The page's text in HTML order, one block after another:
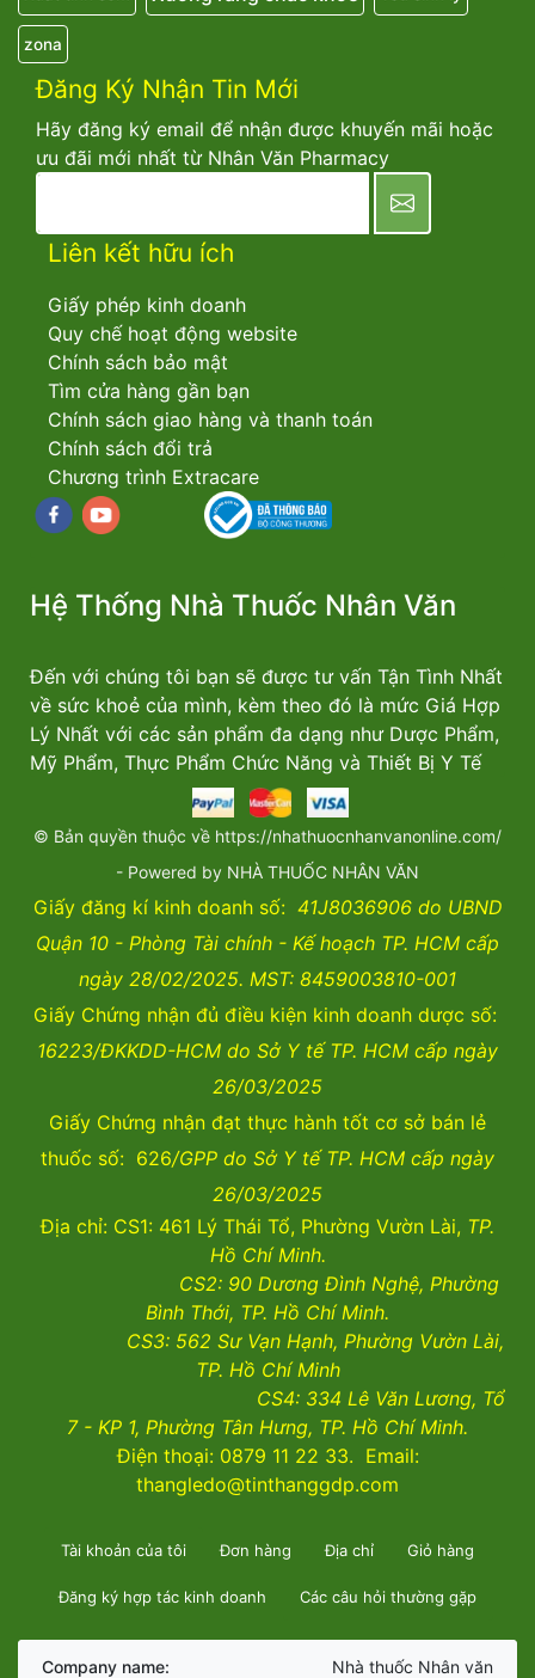
zona
Đăng Ký Nhận Tin Mới
Hãy đăng ký email để nhận được khuyến mãi hoặc
ưu đãi mới nhất từ Nhân Văn Pharmacy
newsletter
Liên kết hữu ích
Giấy phép kinh doanh
Quy chế hoạt động website
Chính sách bảo mật
Tìm cửa hàng gần bạn
Chính sách giao hàng và thanh toán
Chính sách đổi trả
Chương trình Extracare
Facebookyoutube
Hệ Thống Nhà Thuốc Nhân Văn
Đến với chúng tôi bạn sẽ được tư vấn Tận Tình Nhất
về sức khoẻ của mình, kèm theo đó là mức Giá Hợp
Lý Nhất với các sản phẩm đa dạng như Dược Phẩm,
Mỹ Phẩm, Thực Phẩm Chức Năng và Thiết Bị Y Tế
© Bản quyền thuộc về https://nhathuocnhanvanonline.com/
- Powered by NHÀ THUỐC NHÂN VĂN
Giấy đăng kí kinh doanh số: 41J8036906 do UBND
Quận 10 - Phòng Tài chính - Kế hoạch TP. HCM cấp
ngày 28/02/2025. MST: 8459003810-001
Giấy Chứng nhận đủ điều kiện kinh doanh dược số:
16223/ĐKKDD-HCM do Sở Y tế TP. HCM cấp ngày
26/03/2025
Giấy Chứng nhận đạt thực hành tốt cơ sở bán lẻ
thuốc số: 626/GPP do Sở Y tế TP. HCM cấp ngày
26/03/2025
Địa chỉ: CS1: 461 Lý Thái Tổ, Phường Vườn Lài, TP.
Hồ Chí Minh.
CS2: 90 Dương Đình Nghệ, Phường
Bình Thới, TP. Hồ Chí Minh.
CS3: 562 Sư Vạn Hạnh, Phường Vườn Lài,
TP. Hồ Chí Minh
CS4: 334 Lê Văn Lương, Tổ
7 - KP 1, Phường Tân Hưng, TP. Hồ Chí Minh.
Điện thoại: 0879 11 22 33. Email:
thangledo@tinthanggdp.com
Tài khoản của tôi Đơn hàng Địa chỉ Giỏ hàng
Đăng ký hợp tác kinh doanh Các câu hỏi thường gặp
Company name: Nhà thuốc Nhân văn